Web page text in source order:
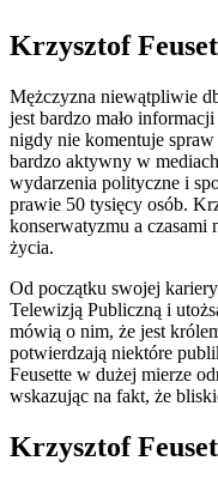
Krzysztof
Mężczyzna niewątpliwie
jest bardzo mało
nigdy nie komentuje
bardzo aktywny w
wydarzenia polityczne i
prawie 50 tysięcy osób.
konserwatyzmu a czasami
życia.
Od początku swojej
Telewizją Publiczną i
mówią o nim, że jest
potwierdzają niektóre
Feusette w dużej mierze
wskazując na fakt, że
Krzysztof